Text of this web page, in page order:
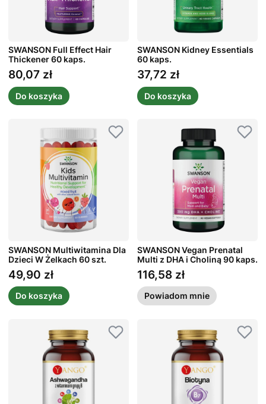
SWANSON Full Effect Hair
Thickener 60 kaps.
Cena
80,07 zł
Do koszyka
SWANSON Kidney Essentials
60 kaps.
Cena
37,72 zł
Do koszyka
SWANSON Multiwitamina Dla
Dzieci W Żelkach 60 szt.
Cena
49,90 zł
Do koszyka
SWANSON Vegan Prenatal
Multi z DHA i Choliną 90 kaps.
Cena
116,58 zł
Powiadom mnie